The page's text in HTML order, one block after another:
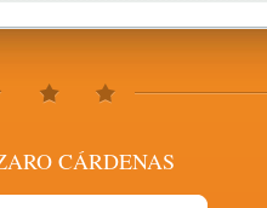
CÁRDENAS